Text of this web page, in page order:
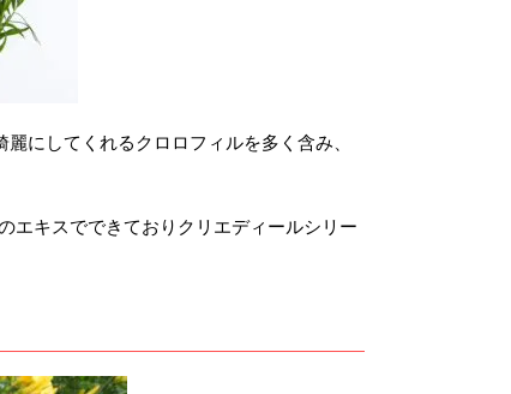
にしてくれるクロロフィルを多く含み、
エキスでできておりクリエディールシリー